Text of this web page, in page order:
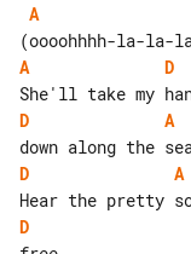
A
A
D
D
A
D
A
D